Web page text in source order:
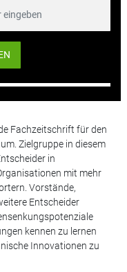
Fachzeitschrift für den
Zielgruppe in diesem
in
mit mehr
Vorstände,
Entscheider
kennen zu lernen
Innovationen zu